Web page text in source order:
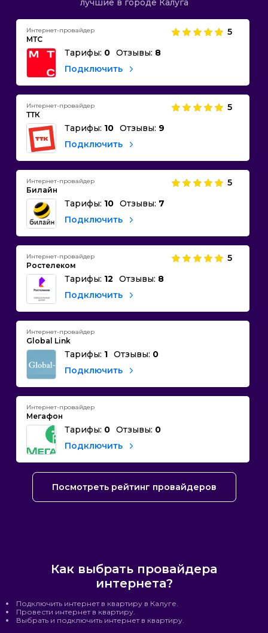
лучшие в городе Калуга
Интернет-провайдер
МТС
5
Тарифы: 0 Отзывы: 8
Подключить
Интернет-провайдер
ТТК
5
Тарифы: 10 Отзывы: 9
Подключить
Интернет-провайдер
Билайн
5
Тарифы: 10 Отзывы: 7
Подключить
Интернет-провайдер
Ростелеком
5
Тарифы: 12 Отзывы: 8
Подключить
Интернет-провайдер
Global Link
Тарифы: 1 Отзывы: 0
Подключить
Интернет-провайдер
Мегафон
Тарифы: 0 Отзывы: 0
Подключить
Посмотреть рейтинг провайдеров
Как выбрать провайдера
интернета?
Подключить интернет в квартиру в Калуге.
Провести интернет в квартиру.
Выбрать и подключить интернет в квартиру.